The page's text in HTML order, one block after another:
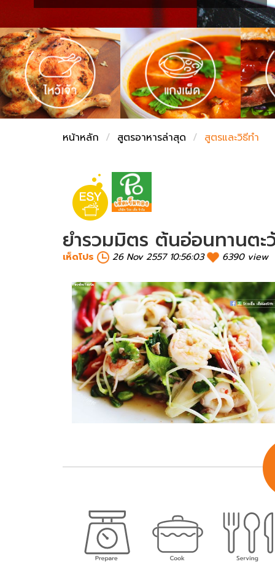
ชั่งตวงเนย
หน้าหลัก สูตรอาหารล่าสุด สูตรและวิธีทำ
ยำรวมมิตร ต้นอ่อนทานตะ
เห็ดโปร 26 Nov 2557 10:56:03 6390 view